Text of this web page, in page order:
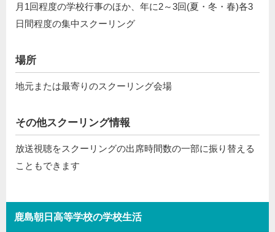
月1回程度の学校行事のほか、年に2～3回(夏・冬・春)各3
日間程度の集中スクーリング
場所
地元または最寄りのスクーリング会場
その他スクーリング情報
放送視聴をスクーリングの出席時間数の一部に振り替える
こともできます
鹿島朝日高等学校の学校生活